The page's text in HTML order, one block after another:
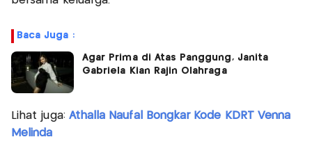
Baca Juga :
Agar Prima di Atas Panggung, Janita
Gabriela Kian Rajin Olahraga
Lihat juga: Athalla Naufal Bongkar Kode KDRT Venna
Melinda